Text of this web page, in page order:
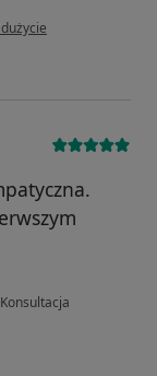
Julita
Konsultacja